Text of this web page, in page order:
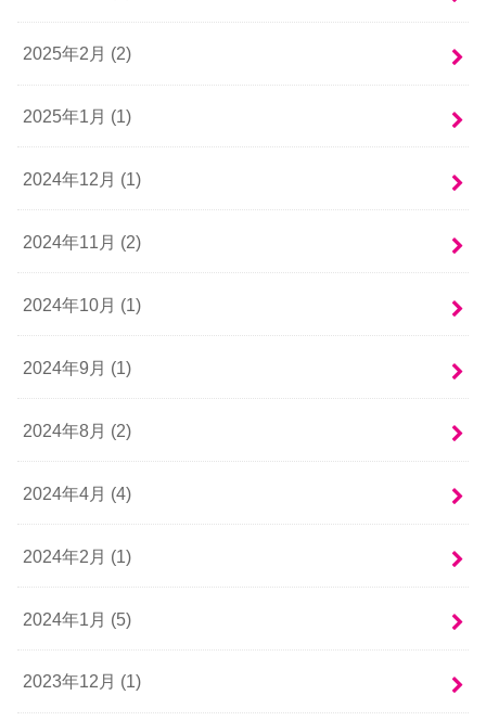
2025年2月 (2)
2025年1月 (1)
2024年12月 (1)
2024年11月 (2)
2024年10月 (1)
2024年9月 (1)
2024年8月 (2)
2024年4月 (4)
2024年2月 (1)
2024年1月 (5)
2023年12月 (1)